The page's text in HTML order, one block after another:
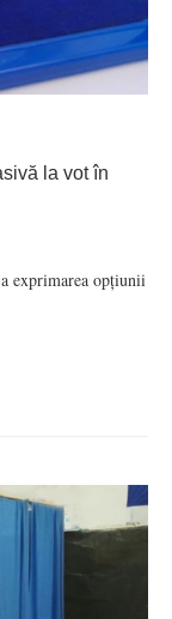
la vot în
exprimarea opțiunii